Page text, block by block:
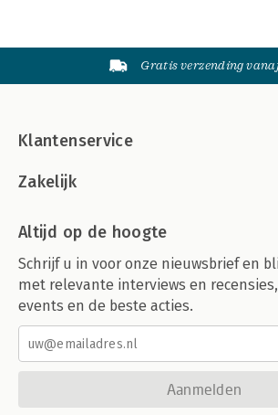
Gratis verzending
Klantenservice
Zakelijk
Altijd op de hoogte
Schrijf u in voor onze nieuwsbrief en
met relevante interviews en
events en de beste acties.
Aanmelden